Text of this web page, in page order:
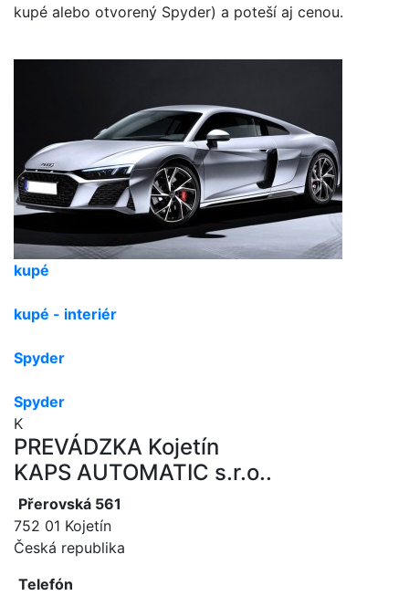
kupé alebo otvorený Spyder) a poteší aj cenou.
kupé
kupé - interiér
Spyder
Spyder
K
PREVÁDZKA Kojetín
KAPS AUTOMATIC s.r.o..
Přerovská 561
752 01 Kojetín
Česká republika
Telefón